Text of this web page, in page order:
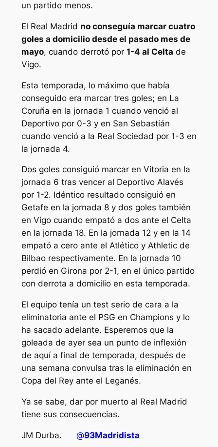
un partido menos.
El Real Madrid no conseguía marcar cuatro
goles a domicilio desde el pasado mes de
mayo, cuando derrotó por 1-4 al Celta de
Vigo.
Esta temporada, lo máximo que había
conseguido era marcar tres goles; en La
Coruña en la jornada 1 cuando venció al
Deportivo por 0-3 y en San Sebastián
cuando venció a la Real Sociedad por 1-3 en
la jornada 4.
Dos goles consiguió marcar en Vitoria en la
jornada 6 tras vencer al Deportivo Alavés
por 1-2. Idéntico resultado consiguió en
Getafe en la jornada 8 y dos goles también
en Vigo cuando empató a dos ante el Celta
en la jornada 18. En la jornada 12 y en la 14
empató a cero ante el Atlético y Athletic de
Bilbao respectivamente. En la jornada 10
perdió en Girona por 2-1, en el único partido
con derrota a domicilio en esta temporada.
El equipo tenía un test serio de cara a la
eliminatoria ante el PSG en Champions y lo
ha sacado adelante. Esperemos que la
goleada de ayer sea un punto de inflexión
de aquí a final de temporada, después de
una semana convulsa tras la eliminación en
Copa del Rey ante el Leganés.
Ya se sabe, dar por muerto al Real Madrid
tiene sus consecuencias.
JM Durba. @93Madridista